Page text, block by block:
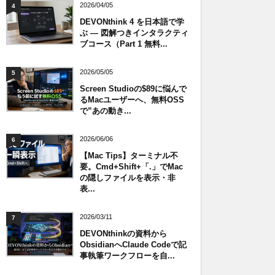
4 2026/04/05
DEVONthink 4 を日本語で学
ぶ — 図解つきインタラクティ
ブコース（Part 1 無料...
5 2026/05/05
Screen Studioの$89に悩んで
るMacユーザーへ、無料OSS
で”あの動き...
6 2026/06/06
【Mac Tips】ターミナル不
要。Cmd+Shift+「.」でMac
の隠しファイルを表示・非
表...
7 2026/03/11
DEVONthinkの資料から
ObsidianへClaude Codeで記
事執筆ワークフローを自...